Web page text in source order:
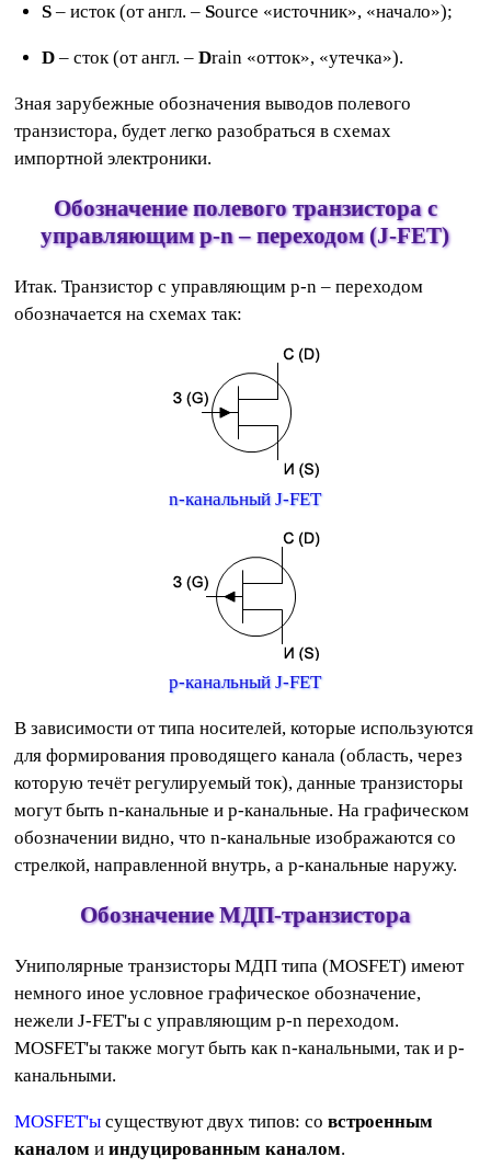
S – исток (от англ. –Source «источник», «начало»);
D – сток (от англ. –Drain «отток», «утечка»).
Зная зарубежные обозначения выводов полевого
транзистора, будет легко разобраться в схемах
импортной электроники.
Обозначение полевого транзистора с
управляющим p-n – переходом (J-FET)
Итак. Транзистор с управляющим p-n – переходом
обозначается на схемах так:
n-канальный J-FET
p-канальный J-FET
В зависимости от типа носителей, которые используются
для формирования проводящего канала (область, через
которую течёт регулируемый ток), данные транзисторы
могут быть n-канальные и p-канальные. На графическом
обозначении видно, что n-канальные изображаются со
стрелкой, направленной внутрь, а p-канальные наружу.
Обозначение МДП-транзистора
Униполярные транзисторы МДП типа (MOSFET) имеют
немного иное условное графическое обозначение,
нежели J-FET'ы c управляющим p-n переходом.
MOSFET'ы также могут быть как n-канальными, так и p-
канальными.
MOSFET'ы существуют двух типов: совстроенным
каналом ииндуцированным каналом.